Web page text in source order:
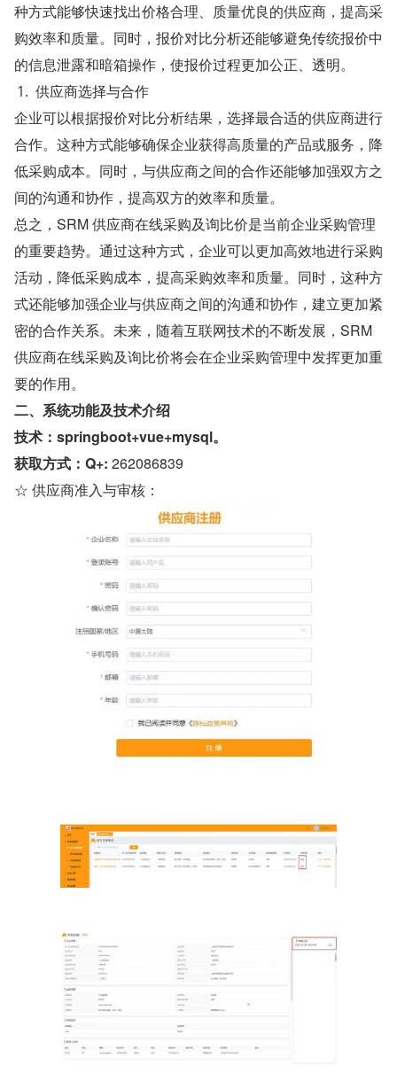
种方式能够快速找出价格合理、质量优良的供应商，提高采
购效率和质量。同时，报价对比分析还能够避免传统报价中
的信息泄露和暗箱操作，使报价过程更加公正、透明。
供应商选择与合作
企业可以根据报价对比分析结果，选择最合适的供应商进行
合作。这种方式能够确保企业获得高质量的产品或服务，降
低采购成本。同时，与供应商之间的合作还能够加强双方之
间的沟通和协作，提高双方的效率和质量。
总之，SRM 供应商在线采购及询比价是当前企业采购管理
的重要趋势。通过这种方式，企业可以更加高效地进行采购
活动，降低采购成本，提高采购效率和质量。同时，这种方
式还能够加强企业与供应商之间的沟通和协作，建立更加紧
密的合作关系。未来，随着互联网技术的不断发展，SRM
供应商在线采购及询比价将会在企业采购管理中发挥更加重
要的作用。
二、系统功能及技术介绍
技术：springboot+vue+mysql。
获取方式：Q+: 262086839
☆ 供应商准入与审核：